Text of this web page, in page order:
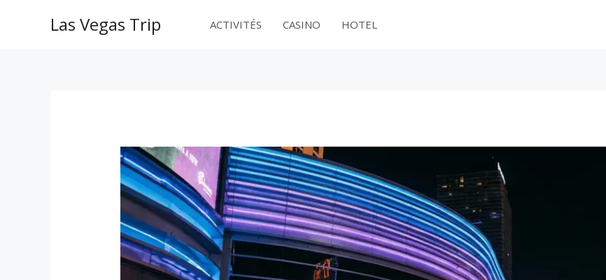
Las Vegas Trip ACTIVITÉS CASINO HOTEL